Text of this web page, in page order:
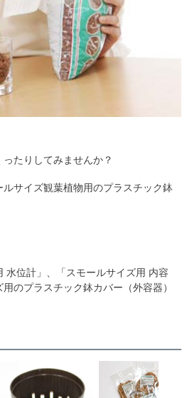
たりしてみませんか？
サイズ観葉植物用のプラスチック鉢
水位計」、「スモールサイズ用 内容
のプラスチック鉢カバー（外容器）